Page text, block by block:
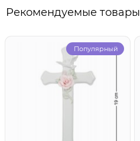
Рекомендуемые товары
Популярный